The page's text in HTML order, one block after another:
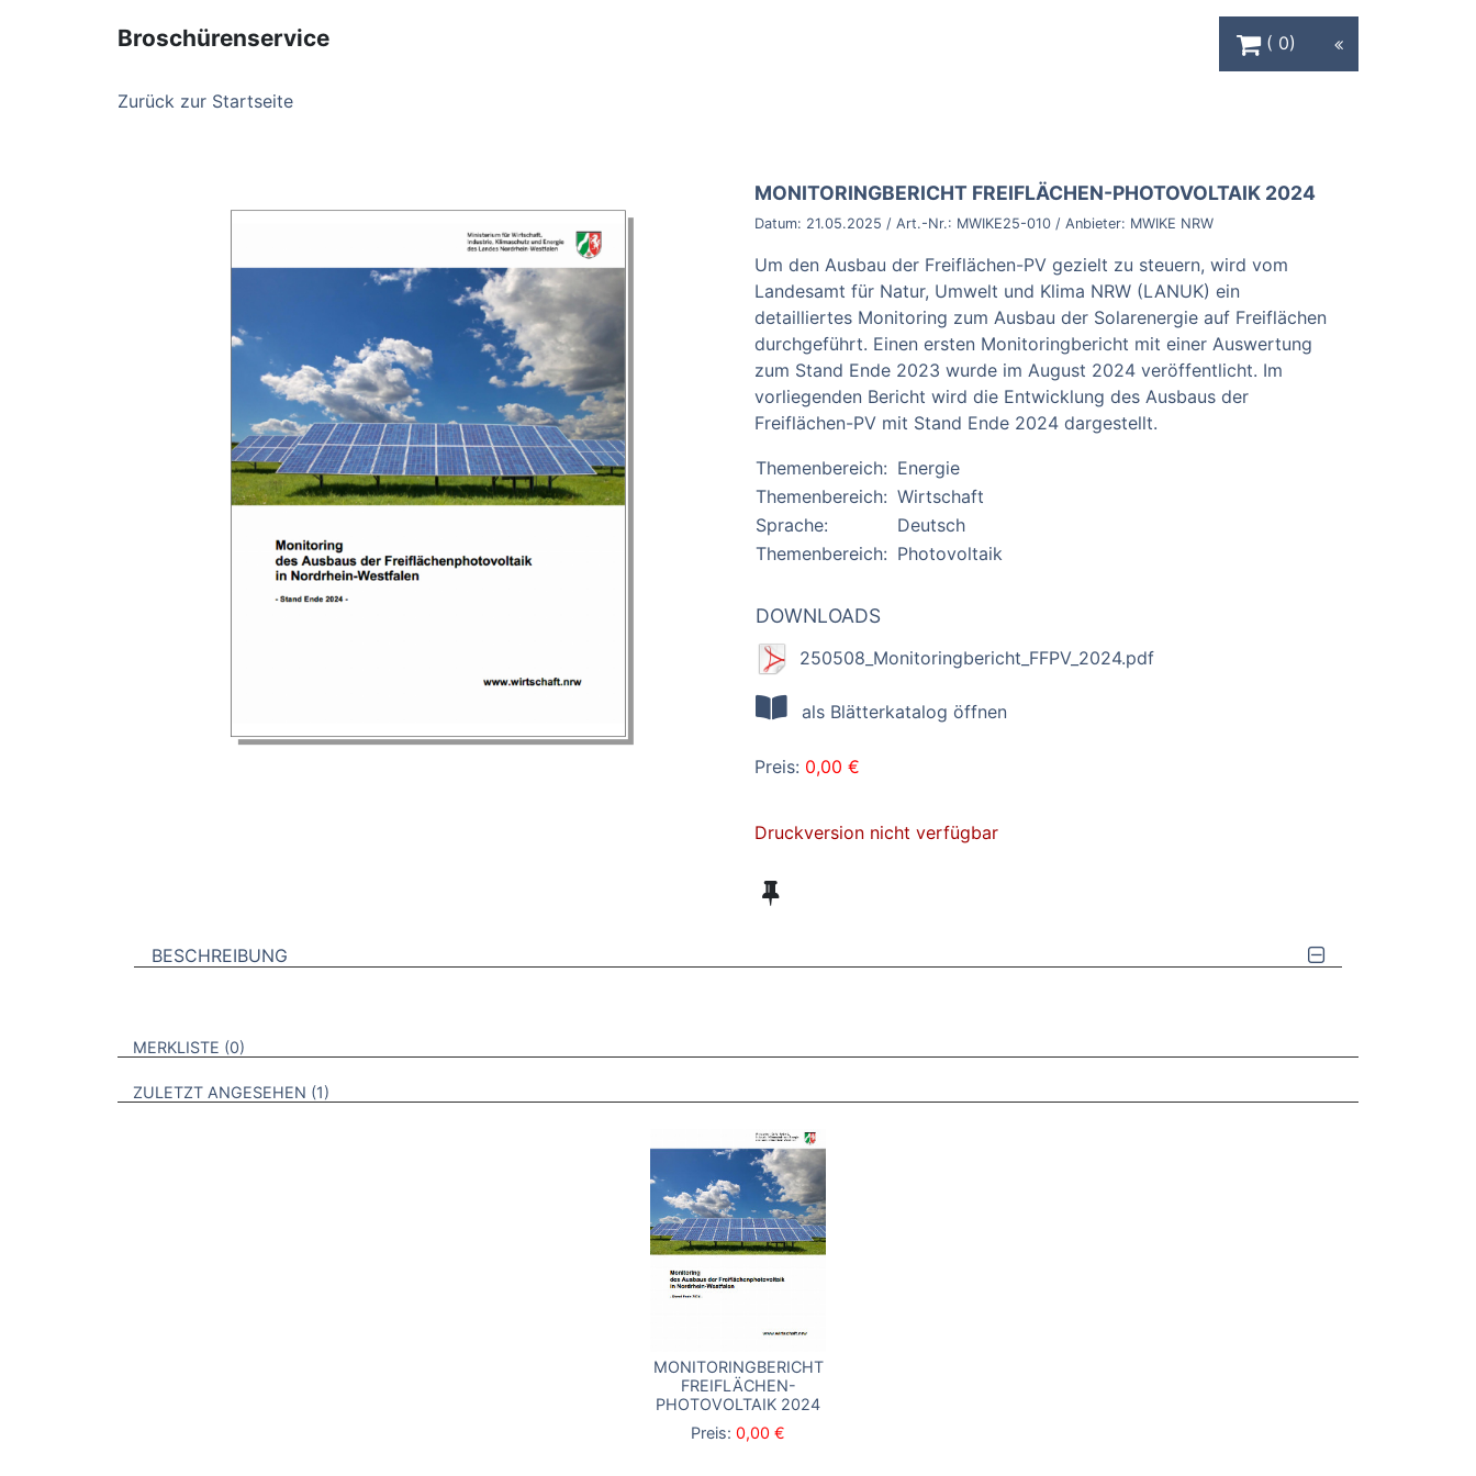
Broschürenservice
0
Zurück zur Startseite
BROSCHÜRE:
MONITORINGBERICHT FREIFLÄCHEN-PHOTOVOLTAIK 2024
Datum: 21.05.2025 / Art.-Nr.: MWIKE25-010 / Anbieter: MWIKE NRW
Um den Ausbau der Freiflächen-PV gezielt zu steuern, wird vom
Landesamt für Natur, Umwelt und Klima NRW (LANUK) ein
detailliertes Monitoring zum Ausbau der Solarenergie auf Freiflächen
durchgeführt. Einen ersten Monitoringbericht mit einer Auswertung
zum Stand Ende 2023 wurde im August 2024 veröffentlicht. Im
vorliegenden Bericht wird die Entwicklung des Ausbaus der
Freiflächen-PV mit Stand Ende 2024 dargestellt.
Themenbereich: Energie
Themenbereich: Wirtschaft
Sprache:
Deutsch
Themenbereich: Photovoltaik
DOWNLOADS
250508_Monitoringbericht_FFPV_2024.pdf
als Blätterkatalog öffnen
Preis: 0,00 €
Druckversion nicht verfügbar
BESCHREIBUNG
VERWEISE AUF VERMERKTE- ODER ZULETZT ANGESEHENE BROSCHÜREN
MERKLISTE 0
ZULETZT ANGESEHEN 1
MONITORINGBERICHT
FREIFLÄCHEN-
PHOTOVOLTAIK 2024
Preis: 0,00 €